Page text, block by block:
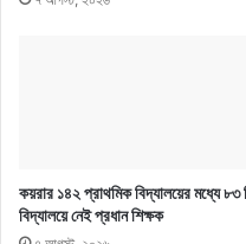
কয়রার ১৪২ প্রাথমিক বিদ্যালয়ের মধ্যে ৮৩
বিদ্যালয়ে নেই প্রধান শিক্ষক